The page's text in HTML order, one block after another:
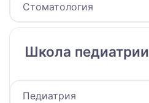
Стоматология
Школа педиатрии
Педиатрия